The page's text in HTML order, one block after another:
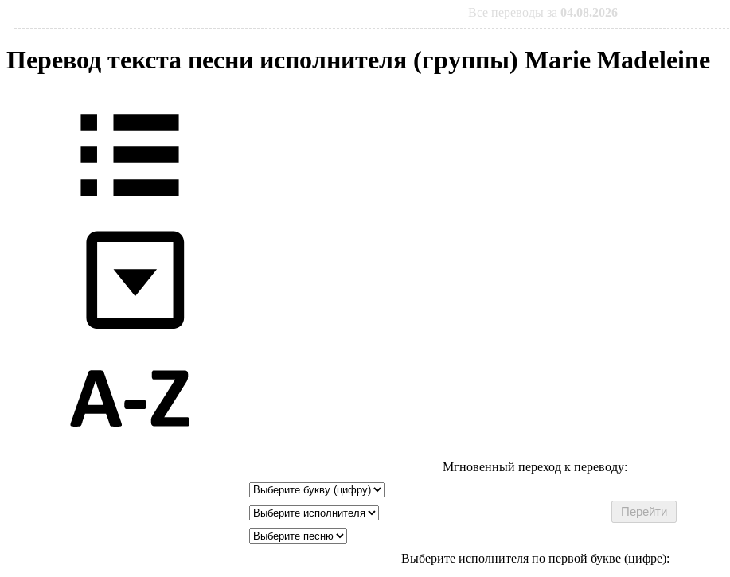
Все переводы за 04.08.2026
Перевод текста песни исполнителя (группы) Marie Madeleine
Мгновенный переход к переводу:
Выберите исполнителя по первой букве (цифре):